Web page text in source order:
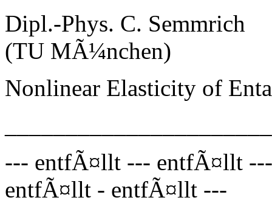
Dipl.-Phys. C. Semmrich
(TU MÃ¼nchen)
Nonlinear Elasticity of
--- entfÃ¤llt --- entfÃ¤llt
entfÃ¤llt - entfÃ¤llt ---